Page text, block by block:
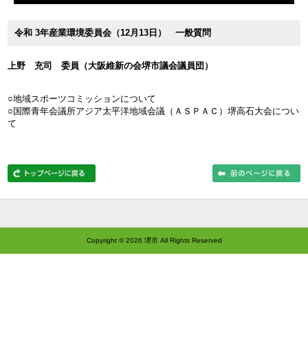
令和 3年産業環境委員会（12月13日） 一般質問
上野 充司 委員（大阪維新の会堺市議会議員団）
○地域スポーツコミッションについて
○国際青年会議所アジア太平洋地域会議（ＡＳＰＡＣ）堺高石大会につい
て
Copyright ©2026 堺市 All Rights Reserved